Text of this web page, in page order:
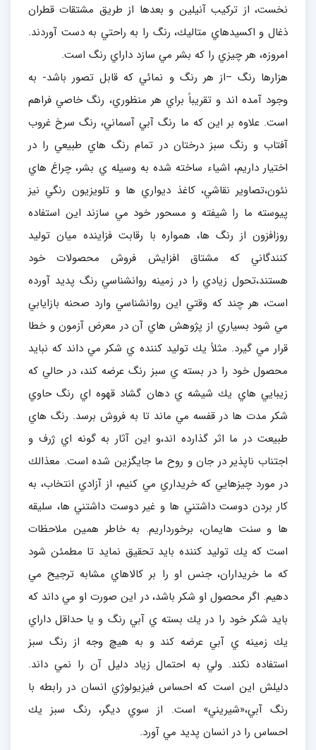
نخست، از تركيب آنيلين و بعدها از طريق مشتقات قطران
ذغال و اكسيدهاي متاليك، رنگ را به راحتي به دست آوردند.
امروزه، هر چيزي را كه بشر مي سازد داراي رنگ است.
هزارها رنگ –از هر رنگ و نمائي كه قابل تصور باشد- به
وجود آمده اند و تقريباً‌ براي هر منظوري، رنگ خاصي فراهم
است. علاوه بر اين كه ما رنگ آبي آسماني، رنگ سرخ غروب
آفتاب و رنگ سبز درختان در تمام رنگ هاي طبيعي را در
اختيار داريم، اشياء ساخته شده به وسيله ي بشر،‌ چراغ هاي
نئون،‌تصاوير نقاشي، كاغذ ديواري ها و تلويزيون رنگي نيز
پيوسته ما را شيفته و مسحور خود مي سازند اين استفاده
روزافزون از رنگ ها، همواره با رقابت فزاينده ميان توليد
كنندگاني كه مشتاق افزايش فروش محصولات خود
هستند،‌تحول زيادي را در زمينه روانشناسي رنگ پديد آورده
است، هر چند كه وقتي اين روانشناسي وارد صحنه بازايابي
مي شود بسياري از پژوهش هاي آن در معرض آزمون و خطا
قرار مي گيرد. مثلاً يك توليد كننده ي شكر مي داند كه نبايد
محصول خود را در بسته ي سبز رنگ عرضه كند، در حالي كه
زيبايي هاي يك شيشه ي دهان گشاد قهوه اي رنگ حاوي
شكر مدت ها در قفسه مي ماند تا به فروش برسد. رنگ هاي
طبيعت در ما اثر گذارده اند،‌و اين آثار به گونه اي ژرف و
اجتناب ناپذير در جان و روح ما جايگزين شده است. معذالك
در مورد چيزهايي كه خريداري مي كنيم، از آزادي انتخاب، به
كار بردن دوست داشتني ها و غير دوست داشتني ها،‌ سليقه
ها و سنت هايمان، برخورداريم. به خاطر همين ملاحظات
است كه يك توليد كننده بايد تحقيق نمايد تا مطمئن شود
كه ما خريداران، جنس او را بر كالاهاي مشابه ترجيح مي
دهيم. اگر محصول او شكر باشد،‌ در اين صورت او مي داند كه
بايد شكر خود را در يك بسته ي آبي رنگ و يا حداقل داراي
يك زمينه ي آبي عرضه كند و به هيچ وجه از رنگ سبز
استفاده نكند. ولي به احتمال زياد دليل آن را نمي داند.
دليلش اين است كه احساس فيزيولوژي انسان در رابطه با
رنگ آبي،‌«شيريني» است. از سوي ديگر، رنگ سبز يك
احساس را در انسان پديد مي آورد.